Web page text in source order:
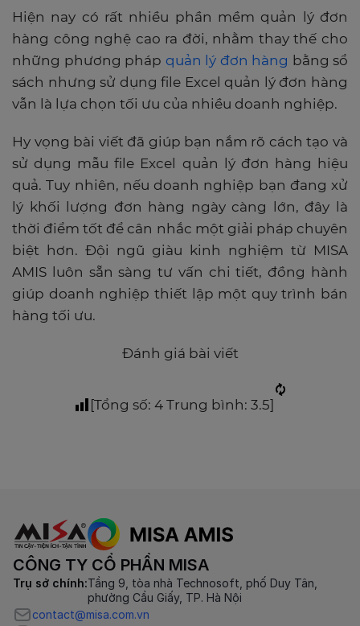
Hiện nay có rất nhiều phần mềm quản lý đơn
hàng công nghệ cao ra đời, nhằm thay thế cho
những phương pháp quản lý đơn hàng bằng sổ
sách nhưng sử dụng file Excel quản lý đơn hàng
vẫn là lựa chọn tối ưu của nhiều doanh nghiệp.
Hy vọng bài viết đã giúp bạn nắm rõ cách tạo và
sử dụng mẫu file Excel quản lý đơn hàng hiệu
quả. Tuy nhiên, nếu doanh nghiệp bạn đang xử
lý khối lượng đơn hàng ngày càng lớn, đây là
thời điểm tốt để cân nhắc một giải pháp chuyên
biệt hơn. Đội ngũ giàu kinh nghiệm từ MISA
AMIS luôn sẵn sàng tư vấn chi tiết, đồng hành
giúp doanh nghiệp thiết lập một quy trình bán
hàng tối ưu.
Đánh giá bài viết
[Tổng số: 4Trung bình: 3.5]
CÔNG TY CỔ PHẦN MISA
Trụ sở chính:Tầng 9, tòa nhà Technosoft, phố Duy Tân,
phường Cầu Giấy, TP. Hà Nội
contact@misa.com.vn